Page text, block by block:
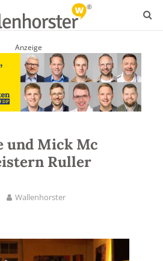
Anzeige
und Mick Mc
Ruller
Wallenhorster